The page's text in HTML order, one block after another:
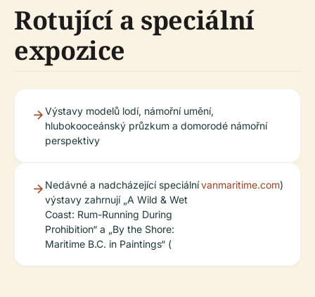
Rotující a speciální
expozice
Výstavy modelů lodí, námořní umění,
hlubokooceánský průzkum a domorodé námořní
perspektivy
Nedávné a nadcházející speciální
výstavy zahrnují „A Wild & Wet
Coast: Rum-Running During
Prohibition“ a „By the Shore:
Maritime B.C. in Paintings“ (
vanmaritime.com)